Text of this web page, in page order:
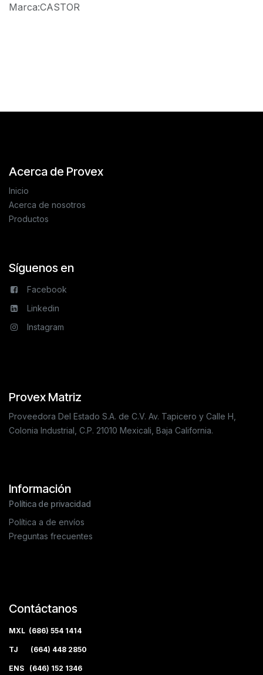
Marca:CASTOR
Acerca de Provex
Inicio
Acerca de nosotros
Productos
Síguenos en
Facebook
Linkedin
Instagram
Provex Matriz
Proveedora Del Estado S.A. de C.V. Av. Tapicero y Calle H,
Colonia Industrial, C.P. 21010 Mexicali, Baja California.
Información
Política de privacidad
Política a de envíos
Preguntas frecuentes
Contáctanos
MXL (686) 554 1414
TJ (664) 448 2850
ENS (646) 152 1346